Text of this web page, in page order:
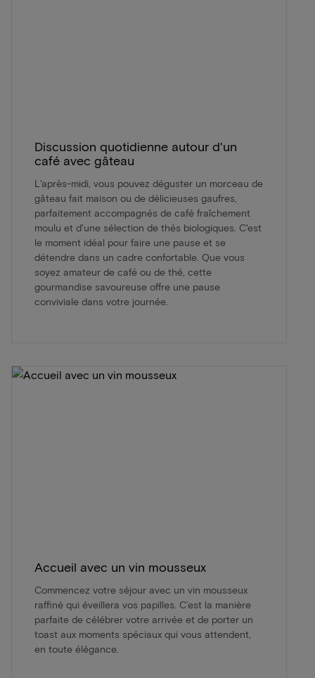
Discussion quotidienne autour d'un
café avec gâteau
L'après-midi, vous pouvez déguster un morceau de
gâteau fait maison ou de délicieuses gaufres,
parfaitement accompagnés de café fraîchement
moulu et d'une sélection de thés biologiques. C'est
le moment idéal pour faire une pause et se
détendre dans un cadre confortable. Que vous
soyez amateur de café ou de thé, cette
gourmandise savoureuse offre une pause
conviviale dans votre journée.
Accueil avec un vin mousseux
Commencez votre séjour avec un vin mousseux
raffiné qui éveillera vos papilles. C’est la manière
parfaite de célébrer votre arrivée et de porter un
toast aux moments spéciaux qui vous attendent,
en toute élégance.